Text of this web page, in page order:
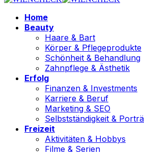
Home
Beauty
Haare & Bart
Körper & Pflegeprodukte
Schönheit & Behandlung
Zahnpflege & Ästhetik
Erfolg
Finanzen & Investments
Karriere & Beruf
Marketing & SEO
Selbstständigkeit &
Freizeit
Aktivitäten & Hobbys
Filme & Serien